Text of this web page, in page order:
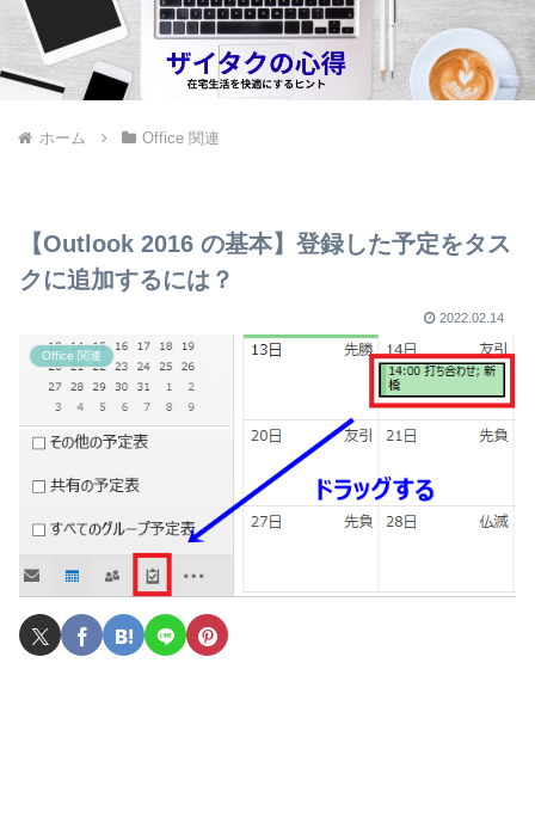
ホーム Office 関連
【Outlook 2016 の基本】登録した予定をタス
クに追加するには？
2022.02.14
Office 関連